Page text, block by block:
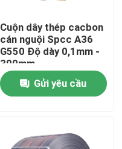
Cuộn dây thép cacbon
cán nguội Spcc A36
G550 Độ dày 0,1mm -
300mm
Gửi yêu cầu